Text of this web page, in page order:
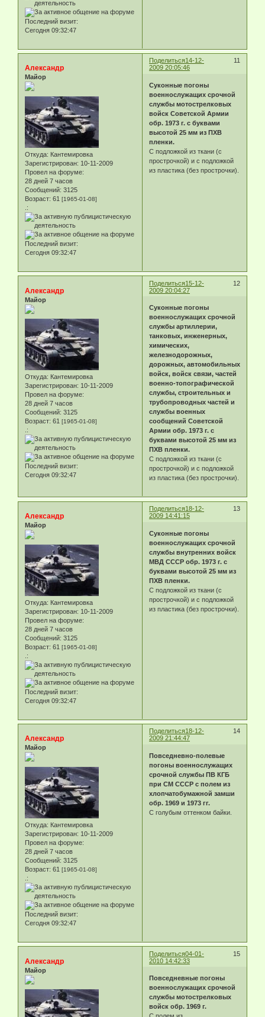
Последний визит:
Сегодня 09:32:47
Поделиться 11
14-12-
2009 20:05:46
Александр
Майор
Откуда: Кантемировка
Зарегистрирован: 10-11-2009
Провел на форуме:
28 дней 7 часов
Сообщений: 3125
Возраст: 61 [1965-01-08]
.:
Последний визит:
Сегодня 09:32:47
Суконные погоны
военнослужащих срочной
службы мотострелковых
войск Советской Армии
обр. 1973 г. с буквами
высотой 25 мм из ПХВ
пленки.
С подложкой из ткани (с
прострочкой) и с подложкой
из пластика (без прострочки).
Поделиться 12
15-12-
2009 20:04:27
Александр
Майор
Откуда: Кантемировка
Зарегистрирован: 10-11-2009
Провел на форуме:
28 дней 7 часов
Сообщений: 3125
Возраст: 61 [1965-01-08]
.:
Последний визит:
Сегодня 09:32:47
Суконные погоны
военнослужащих срочной
службы артиллерии,
танковых, инженерных,
химических,
железнодорожных,
дорожных, автомобильных
войск, войск связи, частей
военно-топографической
службы, строительных и
трубопроводных частей и
службы военных
сообщений Советской
Армии обр. 1973 г. с
буквами высотой 25 мм из
ПХВ пленки.
С подложкой из ткани (с
прострочкой) и с подложкой
из пластика (без прострочки).
Поделиться 13
18-12-
2009 14:41:15
Александр
Майор
Откуда: Кантемировка
Зарегистрирован: 10-11-2009
Провел на форуме:
28 дней 7 часов
Сообщений: 3125
Возраст: 61 [1965-01-08]
.:
Последний визит:
Сегодня 09:32:47
Суконные погоны
военнослужащих срочной
службы внутренних войск
МВД СССР обр. 1973 г. с
буквами высотой 25 мм из
ПХВ пленки.
С подложкой из ткани (с
прострочкой) и с подложкой
из пластика (без прострочки).
Поделиться 14
18-12-
2009 21:44:47
Александр
Майор
Откуда: Кантемировка
Зарегистрирован: 10-11-2009
Провел на форуме:
28 дней 7 часов
Сообщений: 3125
Возраст: 61 [1965-01-08]
.:
Последний визит:
Сегодня 09:32:47
Повседневно-полевые
погоны военнослужащих
срочной службы ПВ КГБ
при СМ СССР с полем из
хлопчатобумажной замши
обр. 1969 и 1973 гг.
С голубым оттенком байки.
Поделиться 15
04-01-
2010 14:42:33
Александр
Майор
Повседневные погоны
военнослужащих срочной
службы мотострелковых
войск обр. 1969 г.